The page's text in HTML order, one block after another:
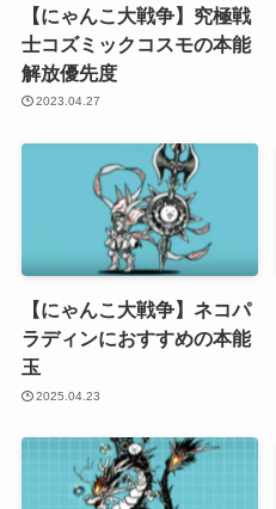
【にゃんこ大戦争】究極戦
士コズミックコスモの本能
解放優先度
2023.04.27
【にゃんこ大戦争】ネコパ
ラディンにおすすめの本能
玉
2025.04.23